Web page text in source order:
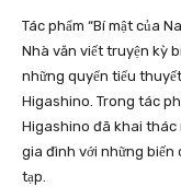
Tác phẩm “Bí mật của
Nhà văn viết truyện kỳ
những quyển tiểu
Higashino. Trong tác
Higashino đã khai thác
gia đình với những biến
tạp.